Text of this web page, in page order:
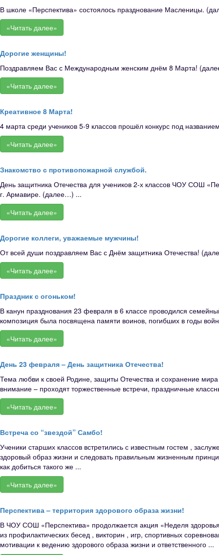
В школе «Перспектива» состоялось празднование Масленицы.
«Читать далее»
Дорогие женщины!
Поздравляем Вас с Международным женским днём 8 Марта!
«Читать далее»
Креативное 8 Марта!
4 марта среди учеников 5-9 классов прошёл конкурс под
«Читать далее»
Знакомство с противопожарной службой.
День защитника Отечества для учеников 2-х классов ЧОУ СОШ
г. Армавире. (далее…) ...
«Читать далее»
Дорогие коллеги, уважаемые мужчины!
От всей души поздравляем Вас с Днём защитника Отечества!
«Читать далее»
Праздник с огоньком!
В канун празднования 23 февраля в 6 классе проводился
композиция была посвящена памяти воинов, погибших в годы
«Читать далее»
День 23 февраля – День защитника Отечества!
Тема любви к своей Родине, защиты Отечества и сохранение
внимание – проходят торжественные встречи, праздничные
«Читать далее»
Встреча со “звездой” Самбо!
Ученики старших классов встретились с известным гостем ,
здоровый образ жизни и следовать правильным жизненным
как добиться такого же ...
«Читать далее»
Перспектива – территория здорового образа жизни!
В ЧОУ СОШ «Перспектива» продолжается акция «Неделя
из профилактических бесед , викторин , игр, спортивных
мотивации к ведению здорового образа жизни и ответственного ...